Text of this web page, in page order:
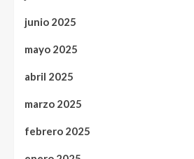
junio 2025
mayo 2025
abril 2025
marzo 2025
febrero 2025